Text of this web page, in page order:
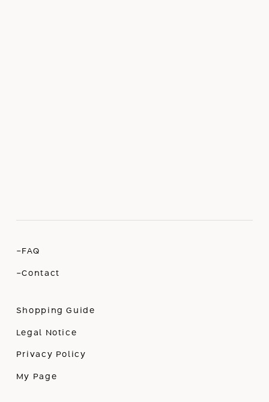
-FAQ
-Contact
Shopping Guide
Legal Notice
Privacy Policy
My Page